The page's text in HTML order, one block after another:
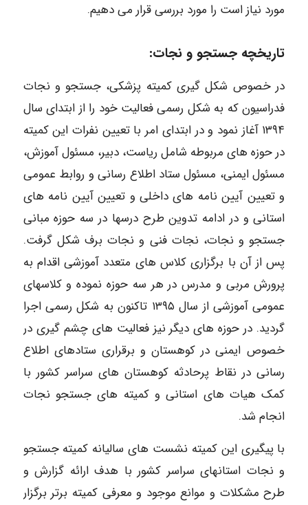
مورد نیاز است را مورد بررسی قرار می دهیم.
تاریخچه جستجو و نجات:
در خصوص شکل گیری کمیته پزشکی، جستجو و نجات
فدراسیون که به شکل رسمی فعالیت خود را از ابتدای سال
۱۳۹۴ آغاز نمود و در ابتدای امر با تعیین نفرات این کمیته
در حوزه های مربوطه شامل ریاست، دبیر، مسئول آموزش،
مسئول ایمنی، مسئول ستاد اطلاع رسانی و روابط عمومی
و تعیین آیین نامه های داخلی و تعیین آیین نامه های
استانی و در ادامه تدوین طرح درسها در سه حوزه مبانی
جستجو و نجات، نجات فنی و نجات برف شکل گرفت.
پس از آن با برگزاری کلاس های متعدد آموزشی اقدام به
پرورش مربی و مدرس در هر سه حوزه نموده و کلاسهای
عمومی آموزشی از سال ۱۳۹۵ تاکنون به شکل رسمی اجرا
گردید. در حوزه های دیگر نیز فعالیت های چشم گیری در
خصوص ایمنی در کوهستان و برقراری ستادهای اطلاع
رسانی در نقاط پرحادثه کوهستان های سراسر کشور با
کمک هیات های استانی و کمیته های جستجو نجات
انجام شد.
با پیگیری این کمیته نشست های سالیانه کمیته جستجو
و نجات استانهای سراسر کشور با هدف ارائه گزارش و
طرح مشکلات و موانع موجود و معرفی کمیته برتر برگزار